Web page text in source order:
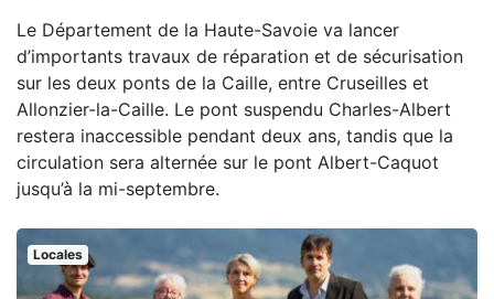
Le Département de la Haute-Savoie va lancer
d’importants travaux de réparation et de sécurisation
sur les deux ponts de la Caille, entre Cruseilles et
Allonzier-la-Caille. Le pont suspendu Charles-Albert
restera inaccessible pendant deux ans, tandis que la
circulation sera alternée sur le pont Albert-Caquot
jusqu’à la mi-septembre.
Locales